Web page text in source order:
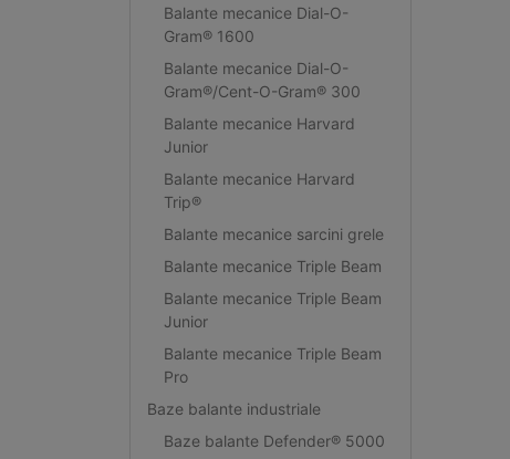
Balante mecanice Dial-O-
Gram® 1600
Balante mecanice Dial-O-
Gram®/Cent-O-Gram® 300
Balante mecanice Harvard
Junior
Balante mecanice Harvard
Trip®
Balante mecanice sarcini grele
Balante mecanice Triple Beam
Balante mecanice Triple Beam
Junior
Balante mecanice Triple Beam
Pro
Baze balante industriale
Baze balante Defender® 5000